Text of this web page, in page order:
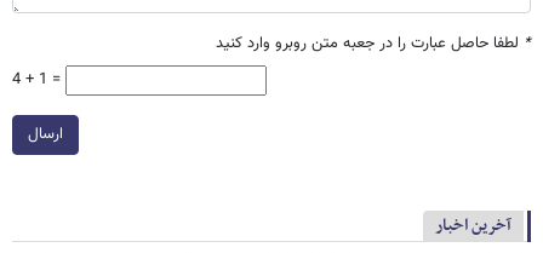
* لطفا حاصل عبارت را در جعبه متن روبرو وارد کنید
4 + 1 =
ارسال
آخرین اخبار